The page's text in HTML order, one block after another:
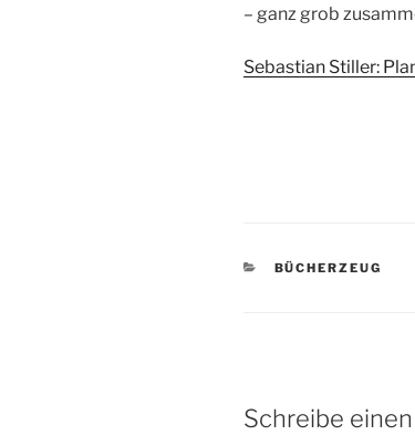
– ganz grob
Sebastian Stiller:
KATEGORIEN
BÜCHERZEUG
Schreibe